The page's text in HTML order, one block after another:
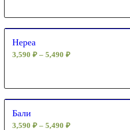
Нереа
3,590 ₽ – 5,490 ₽
Бали
3,590 ₽ – 5,490 ₽